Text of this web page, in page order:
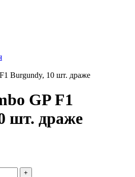
Burgundy, 10 шт. драже
GP F1
шт. драже
+